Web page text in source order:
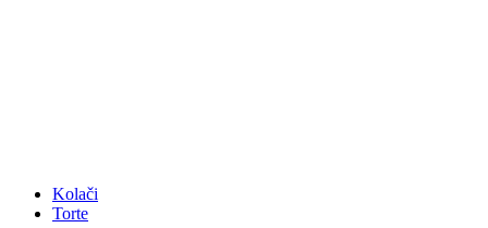
Kolači
Torte